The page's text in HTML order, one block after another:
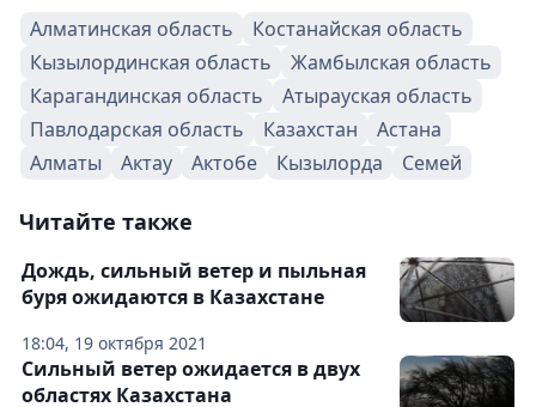
Алматинская область
Костанайская область
Кызылординская область
Жамбылская область
Карагандинская область
Атырауская область
Павлодарская область
Казахстан
Астана
Алматы
Актау Актобе Кызылорда Семей
Читайте также
18:04, 19 октября 2021
Дождь, сильный ветер и пыльная
буря ожидаются в Казахстане
Сильный ветер ожидается в двух
областях Казахстана